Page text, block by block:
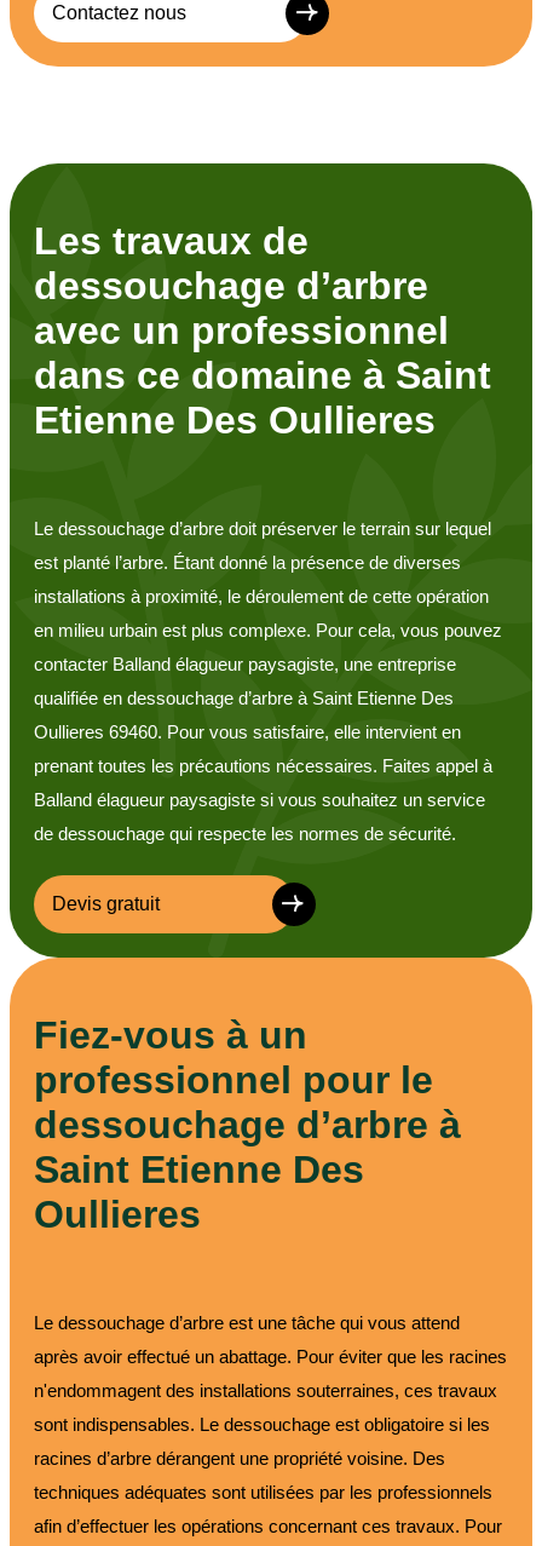
Contactez nous
Les travaux de
dessouchage d’arbre
avec un professionnel
dans ce domaine à Saint
Etienne Des Oullieres
Le dessouchage d’arbre doit préserver le terrain sur lequel
est planté l’arbre. Étant donné la présence de diverses
installations à proximité, le déroulement de cette opération
en milieu urbain est plus complexe. Pour cela, vous pouvez
contacter Balland élagueur paysagiste, une entreprise
qualifiée en dessouchage d’arbre à Saint Etienne Des
Oullieres 69460. Pour vous satisfaire, elle intervient en
prenant toutes les précautions nécessaires. Faites appel à
Balland élagueur paysagiste si vous souhaitez un service
de dessouchage qui respecte les normes de sécurité.
Devis gratuit
Fiez-vous à un
professionnel pour le
dessouchage d’arbre à
Saint Etienne Des
Oullieres
Le dessouchage d’arbre est une tâche qui vous attend
après avoir effectué un abattage. Pour éviter que les racines
n'endommagent des installations souterraines, ces travaux
sont indispensables. Le dessouchage est obligatoire si les
racines d’arbre dérangent une propriété voisine. Des
techniques adéquates sont utilisées par les professionnels
afin d’effectuer les opérations concernant ces travaux. Pour